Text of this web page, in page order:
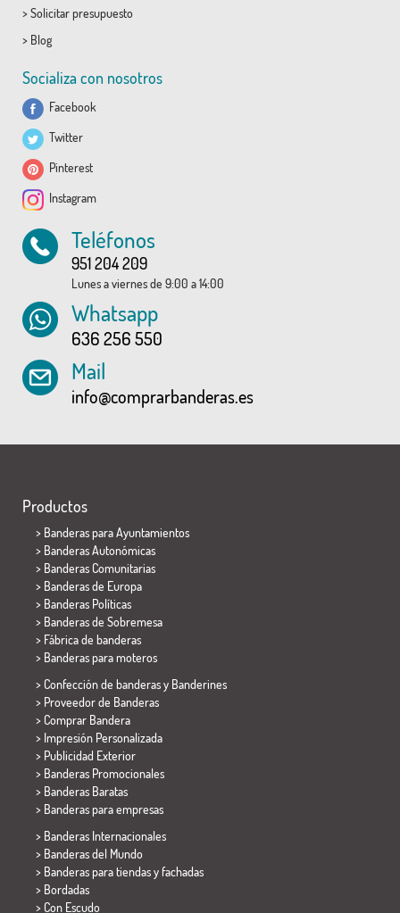
> Solicitar presupuesto
> Blog
Socializa con nosotros
Facebook
Twitter
Pinterest
Instagram
Teléfonos
951 204 209
Lunes a viernes de 9:00 a 14:00
Whatsapp
636 256 550
Mail
info@comprarbanderas.es
Productos
> Banderas para Ayuntamientos
> Banderas Autonómicas
> Banderas Comunitarias
> Banderas de Europa
> Banderas Políticas
> Banderas de Sobremesa
> Fábrica de banderas
> Banderas para moteros
> Confección de banderas y Banderines
> Proveedor de Banderas
> Comprar Bandera
> Impresión Personalizada
> Publicidad Exterior
> Banderas Promocionales
> Banderas Baratas
> Banderas para empresas
> Banderas Internacionales
> Banderas del Mundo
> Banderas para tiendas y fachadas
> Bordadas
> Con Escudo